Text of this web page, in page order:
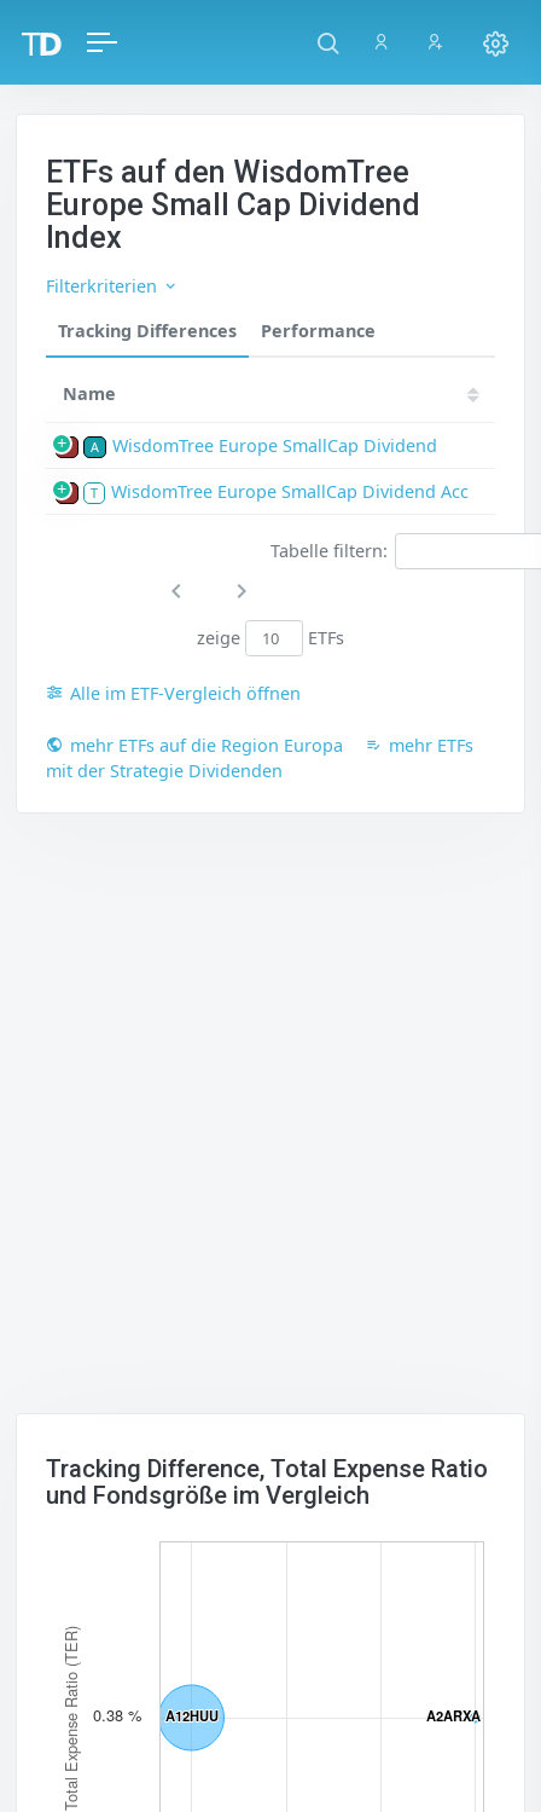
ETFs auf den WisdomTree
Europe Small Cap Dividend
Index
Filterkriterien
Tracking Differences
Performance
Name
P A WisdomTree Europe SmallCap Dividend
P T WisdomTree Europe SmallCap Dividend Acc
Tabelle filtern:
zeige ETFs
Alle im ETF-Vergleich öffnen
mehr ETFs auf die Region Europa
mehr ETFs
mit der Strategie Dividenden
Tracking Difference, Total Expense Ratio
und Fondsgröße im Vergleich
Total Expense Ratio (TER) A2ARXA
A2ARXA
A12HUU
A12HUU
0.38 %